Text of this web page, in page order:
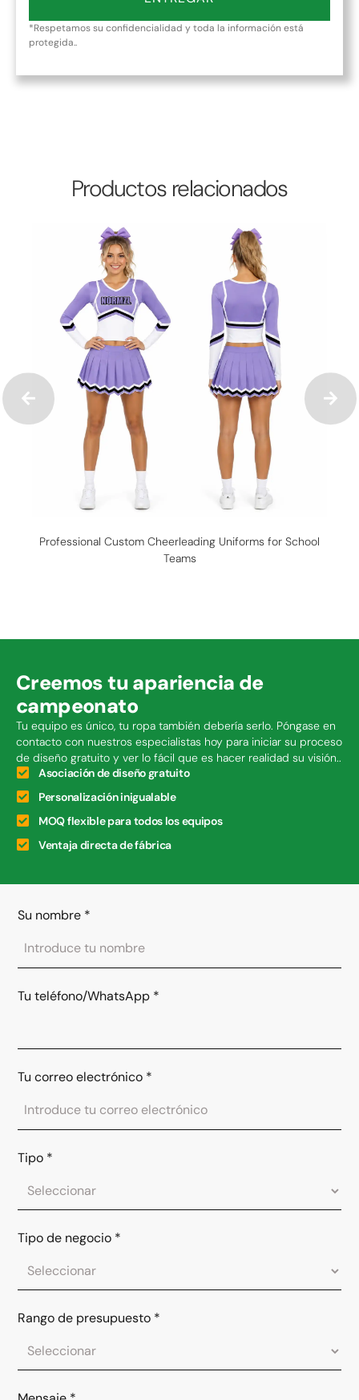
*Respetamos su confidencialidad y toda la información está
protegida..
Productos relacionados
Professional Custom Cheerleading Uniforms for School
Teams
Creemos tu apariencia de
campeonato
Tu equipo es único, tu ropa también debería serlo. Póngase en
contacto con nuestros especialistas hoy para iniciar su proceso
de diseño gratuito y ver lo fácil que es hacer realidad su visión..
Asociación de diseño gratuito
Personalización inigualable
MOQ flexible para todos los equipos
Ventaja directa de fábrica
Su nombre *
Tu teléfono/WhatsApp *
Tu correo electrónico *
Tipo *
Tipo de negocio *
Rango de presupuesto *